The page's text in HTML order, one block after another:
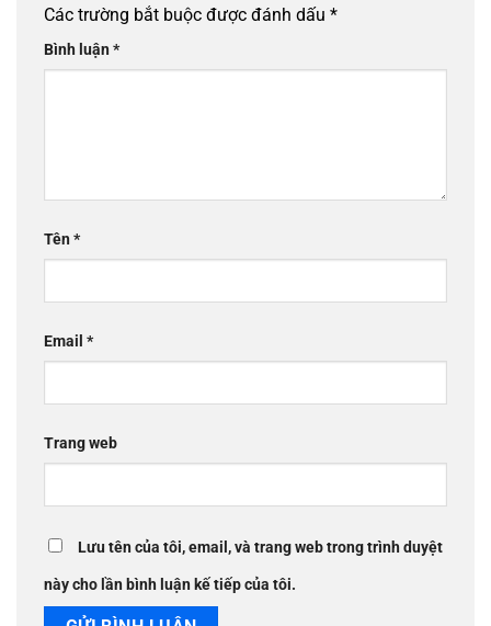
Các trường bắt buộc được đánh dấu *
Bình luận*
Tên*
Email *
Trang web
Lưu tên của tôi, email, và trang web trong trình duyệt
này cho lần bình luận kế tiếp của tôi.